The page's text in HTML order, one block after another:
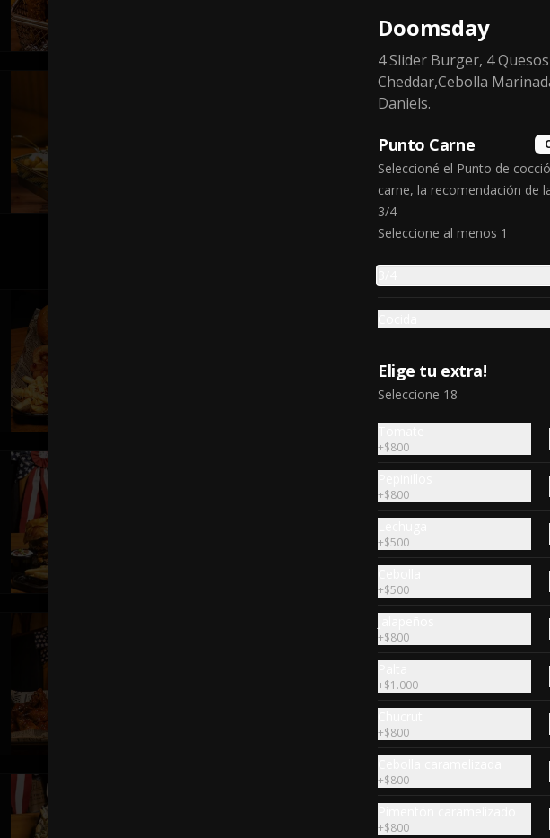
Doomsday
4 Slider Burger, 4 Quesos
Cheddar,Cebolla
Daniels.
Punto Carne
Seleccioné el Punto de
carne, la recomendación de
3/4
Seleccione al menos 1
Elige tu extra!
Seleccione 18
+$800
+$800
+$500
+$500
+$800
+$1.000
+$800
+$800
+$800